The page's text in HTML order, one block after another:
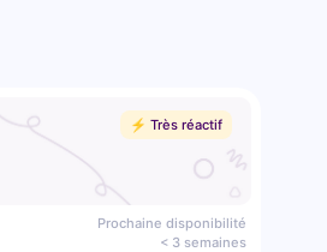
⚡️ Très réactif
Prochaine disponibilité
< 3 semaines